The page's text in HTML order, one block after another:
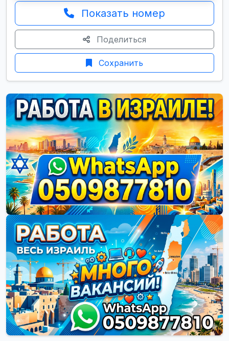
Показать номер
Поделиться
Сохранить